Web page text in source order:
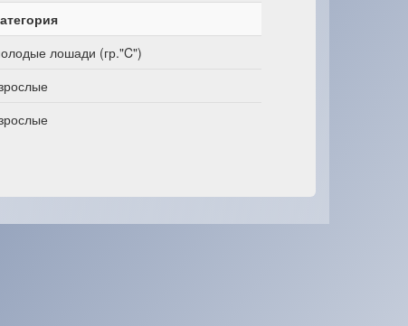
лошади (гр."C")